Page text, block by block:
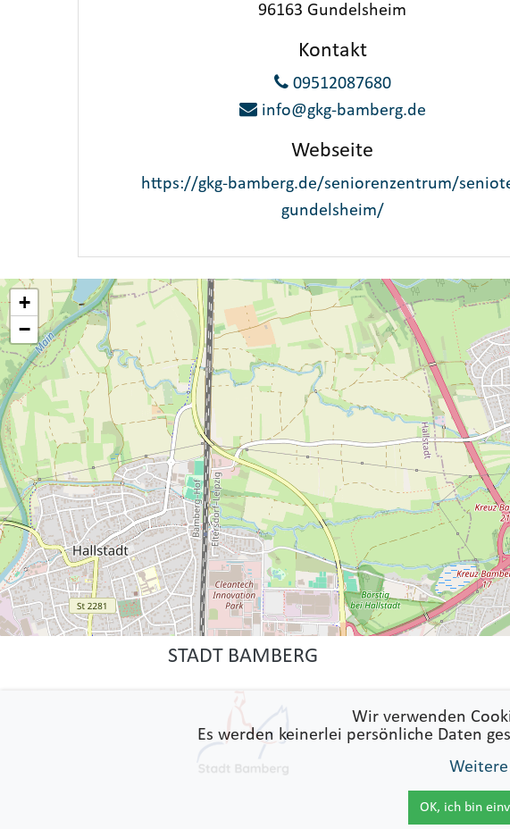
Wir verwenden
Es werden keinerlei persönliche Daten
OK, ich bin
96163 Gundelsheim
Kontakt
09512087680
info@gkg-bamberg.de
Webseite
https://gkg-bamberg.de/seniorenzentrum/
gundelsheim/
+
−
STADT BAMBERG